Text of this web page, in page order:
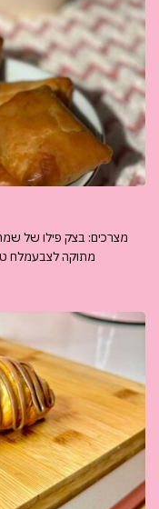
מצרכים: בצק פילו של
מתוקה לצבעמלח